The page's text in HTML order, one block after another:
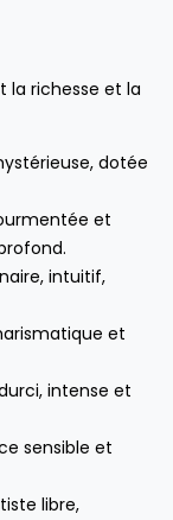
la richesse et la
dotée
et
intuitif,
et
intense et
sensible et
libre,